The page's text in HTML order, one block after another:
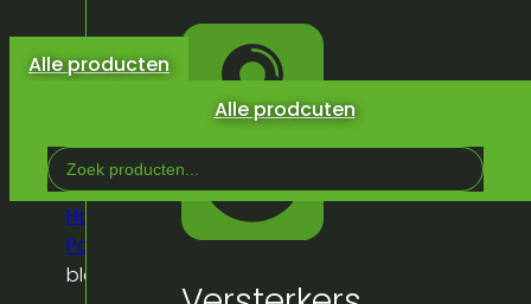
Alle prodcuten
winkelwagen.
Alle producten
Search
...
Home
Winkel
Truss &
Podium
Podium/Proflex/Proflex stage skirt
black molton 60cm x 2m